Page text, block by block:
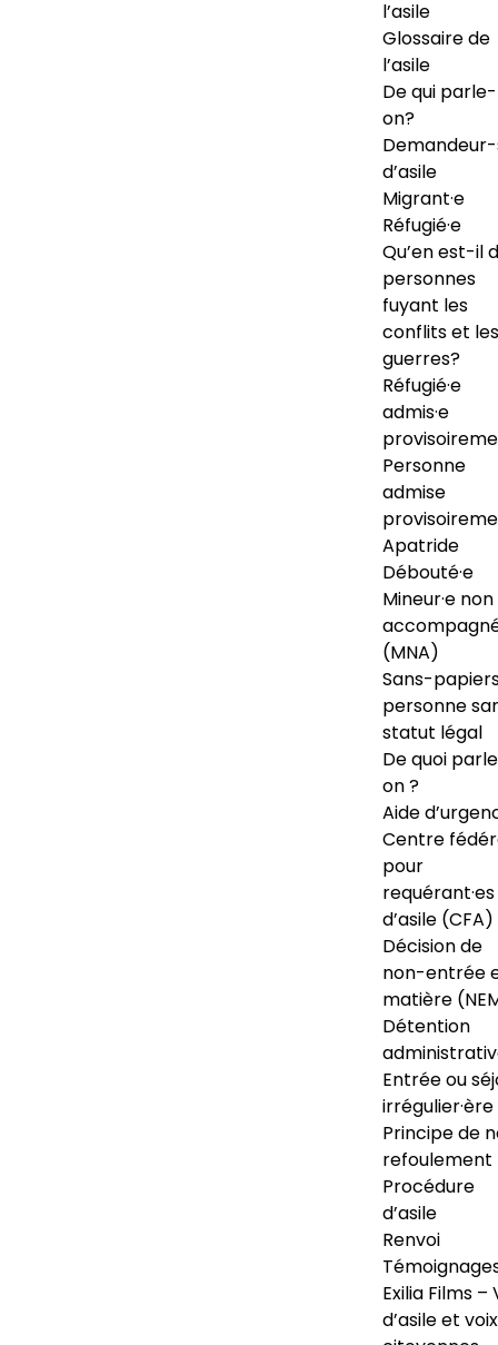
l’asile
Glossaire de
l’asile
De qui
on?
d’asile
Migrant·e
Réfugié·e
Qu’en est-il
personnes
fuyant les
conflits et les
guerres?
Réfugié·e
admis·e
Personne
admise
Apatride
Débouté·e
Mineur·e non
(MNA)
Sans-
personne
statut légal
De quoi
on ?
Aide
Centre
pour
requérant·es
d’asile (CFA)
Décision de
non-entrée
matière
Détention
Entrée ou
irrégulier·ère
Principe de
refoulement
Procédure
d’asile
Renvoi
Exilia Films –
d’asile et voix